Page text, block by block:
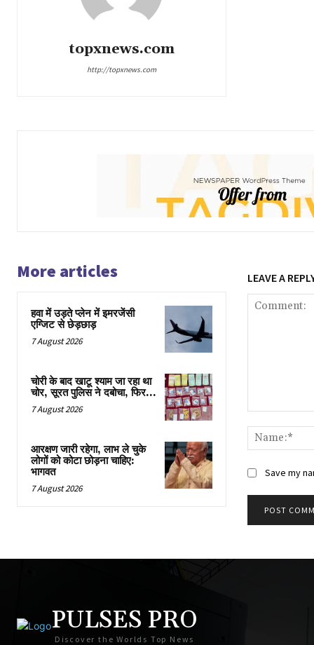
topxnews.com
http://topxnews.com
More articles
हवा में उड़ते प्लेन में इमरजेंसी
एग्जिट से छेड़छाड़
7 August 2026
चोरी के बाद खाटू श्याम जा रहा था
चोर, सूरत पुलिस ने दबोचा, फिर…
7 August 2026
आरक्षण जारी रहेगा, लाभ ले चुके
लोगों को कोटा छोड़ना चाहिए:
भागवत
7 August 2026
LEAVE A
Save my
PULSES PRO
Discover the Worlds Top News